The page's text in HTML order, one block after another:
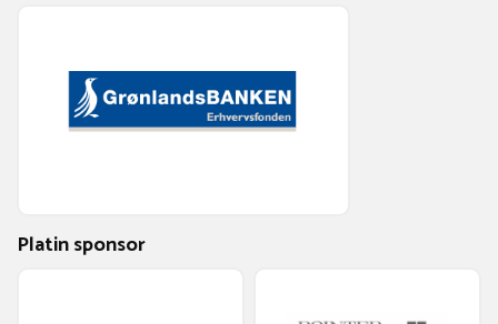
Platin sponsor